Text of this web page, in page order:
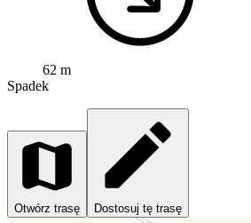
62 m
Spadek
Otwórz trasę Dostosuj tę trasę